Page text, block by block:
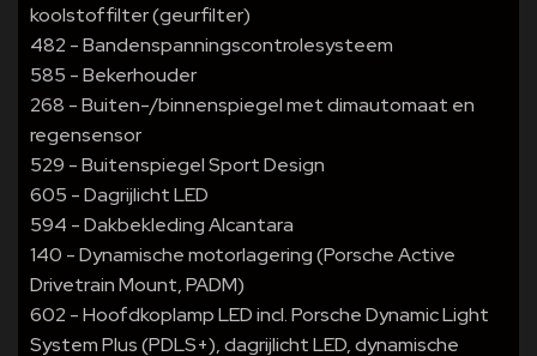
koolstoffilter (geurfilter)
482 - Bandenspanningscontrolesysteem
585 - Bekerhouder
268 - Buiten-/binnenspiegel met dimautomaat en
regensensor
529 - Buitenspiegel Sport Design
605 - Dagrijlicht LED
594 - Dakbekleding Alcantara
140 - Dynamische motorlagering (Porsche Active
Drivetrain Mount, PADM)
602 - Hoofdkoplamp LED incl. Porsche Dynamic Light
System Plus (PDLS+), dagrijlicht LED, dynamische